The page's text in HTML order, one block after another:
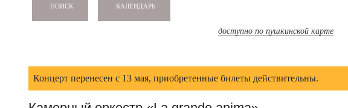
ПОИСК КАЛЕНДАРЬ
доступно по пушкинской карте
Концерт перенесен с 13 мая, приобретенные билеты действительны.